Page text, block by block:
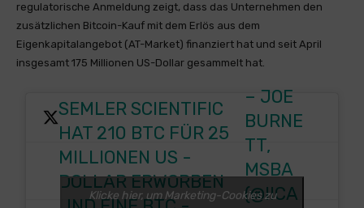
regulatorische Anmeldung zeigt, dass das Unternehmen den
zusätzlichen Bitcoin-Kauf mit dem Erlös aus dem
Eigenkapitalangebot (AT-Market) finanziert hat und seit April
insgesamt 175 Millionen US-Dollar gesammelt hat.
SEMLER SCIENTIFIC
HAT 210 BTC FÜR 25
MILLIONEN US -
DOLLAR ERWORBEN
– JOE
BURNE
TT,
MSBA
(@IICA
Klicke hier, um Marketing-Cookies zu